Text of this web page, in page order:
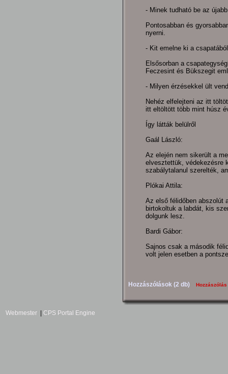
- Minek tudható be az
Pontosabban és
nyerni.
- Kit emelne ki a
Elsősorban a
Feczesint és Bükszegit
- Milyen érzésekkel ült
Nehéz elfelejteni az itt
itt eltöltött több mint húsz
Így látták belülről
Gaál László:
Az elején nem sikerült a
elvesztettük, védekezésre
szabálytalanul szerelték,
Plókai Attila:
Az első félidőben abszolút
birtokoltuk a labdát, kis
dolgunk lesz.
Bardi Gábor:
Sajnos csak a második
volt jelen esetben a
Hozzászólások (2 db) Hozzászólás
Webmester CPS Portal Engine